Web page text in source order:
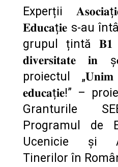
Experții
𝐄𝐝𝐮𝐜𝐚ț𝐢𝐞 s-au
grupul țintă 𝐁𝟏
𝐝𝐢𝐯𝐞𝐫𝐬𝐢𝐭𝐚𝐭𝐞
proiectul
𝐞𝐝𝐮𝐜𝐚ț𝐢𝐞!” –
Granturile
Programul de
Ucenicie și
Tinerilor în